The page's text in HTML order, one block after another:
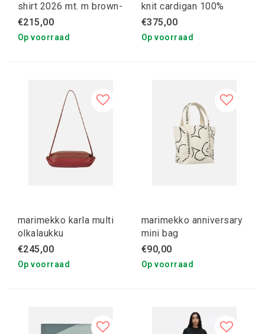
shirt 2026 mt. m brown-
blue
€215,00
Op voorraad
knit cardigan 100%
wool L
€375,00
Op voorraad
marimekko karla multi
olkalaukku
€245,00
Op voorraad
marimekko anniversary
mini bag
€90,00
Op voorraad